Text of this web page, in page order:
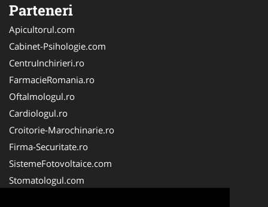
Parteneri
Apicultorul.com
Cabinet-Psihologie.com
CentruInchirieri.ro
FarmacieRomania.ro
Oftalmologul.ro
Cardiologul.ro
Croitorie-Marochinarie.ro
Firma-Securitate.ro
SistemeFotovoltaice.com
Stomatologul.com